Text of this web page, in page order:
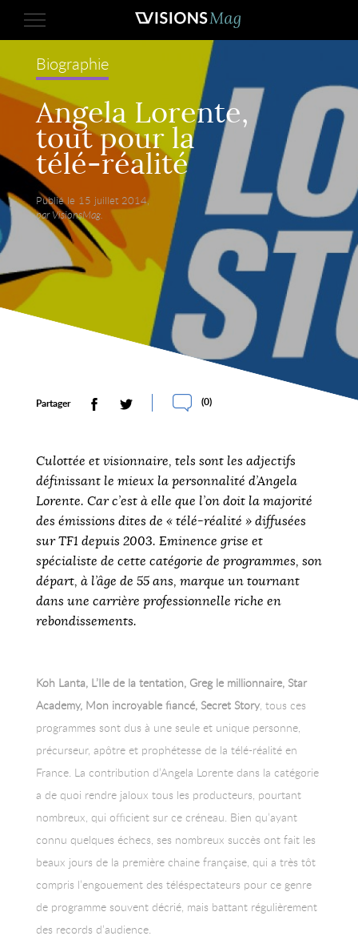
Biographie
Angela Lorente,
tout pour la
télé-réalité
Publié le 15 juillet 2014,
par VisionsMag.
Partager (0)
Culottée et visionnaire, tels sont les adjectifs
définissant le mieux la personnalité d’Angela
Lorente. Car c’est à elle que l’on doit la majorité
des émissions dites de « télé-réalité » diffusées
sur TF1 depuis 2003. Eminence grise et
spécialiste de cette catégorie de programmes, son
départ, à l’âge de 55 ans, marque un tournant
dans une carrière professionnelle riche en
rebondissements.
Koh Lanta, L’Ile de la tentation, Greg le millionnaire, Star
Academy, Mon incroyable fiancé, Secret Story, tous ces
programmes sont dus à une seule et unique personne,
précurseur, apôtre et prophétesse de la télé-réalité en
France. La contribution d’Angela Lorente dans la catégorie
a de quoi rendre jaloux tous les producteurs, pourtant
nombreux, qui officient sur ce créneau. Bien qu’ayant
connu quelques échecs, ses nombreux succès ont fait les
beaux jours de la première chaine française, qui a très tôt
compris l’engouement des téléspectateurs pour ce genre
de programme souvent décrié, mais battant régulièrement
des records d’audience.